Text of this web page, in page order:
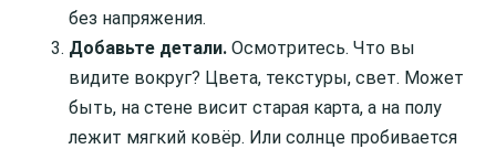
без напряжения.
Добавьте детали. Осмотритесь. Что вы
видите вокруг? Цвета, текстуры, свет. Может
быть, на стене висит старая карта, а на полу
лежит мягкий ковёр. Или солнце пробивается